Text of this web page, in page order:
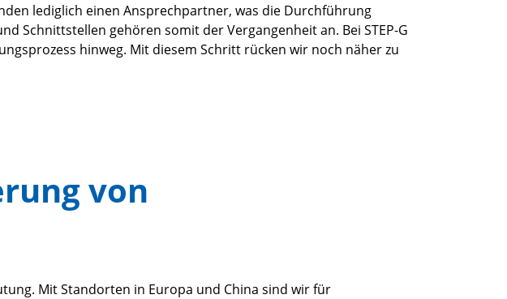
lediglich einen Ansprechpartner, was die Durchführung
Schnittstellen gehören somit der Vergangenheit an. Bei STEP-G
hinweg. Mit diesem Schritt rücken wir noch näher zu
von
Mit Standorten in Europa und China sind wir für